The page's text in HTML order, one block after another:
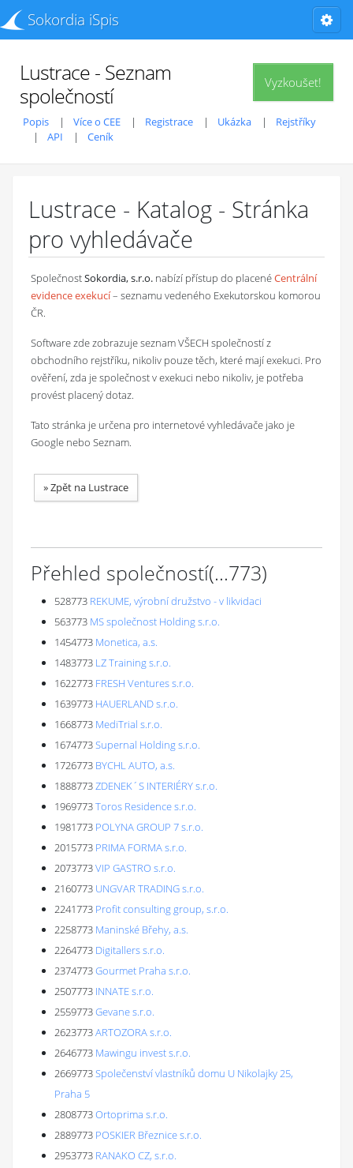
Sokordia iSpis
Vyzkoušet!
Lustrace - Seznam
společností
Popis Více o CEE Registrace Ukázka
Rejstříky
API
Ceník
Lustrace - Katalog - Stránka
pro vyhledávače
SpolečnostSokordia, s.r.o. nabízí přístup do placenéCentrální
evidence exekucí– seznamu vedeného Exekutorskou komorou
ČR.
Software zde zobrazuje seznam VŠECH společností z
obchodního rejstříku, nikoliv pouze těch, které mají exekuci. Pro
ověření, zda je společnost v exekuci nebo nikoliv, je potřeba
provést placený dotaz.
Tato stránka je určena pro internetové vyhledávače jako je
Google nebo Seznam.
»Zpět na Lustrace
Přehled společností(...773)
528773 REKUME, výrobní družstvo - v likvidaci
563773 MS společnost Holding s.r.o.
1454773 Monetica, a.s.
1483773 LZ Training s.r.o.
1622773 FRESH Ventures s.r.o.
1639773 HAUERLAND s.r.o.
1668773 MediTrial s.r.o.
1674773Supernal Holding s.r.o.
1726773 BYCHL AUTO, a.s.
1888773ZDENEK´S INTERIÉRY s.r.o.
1969773Toros Residence s.r.o.
1981773 POLYNA GROUP 7 s.r.o.
2015773 PRIMA FORMA s.r.o.
2073773VIP GASTRO s.r.o.
2160773 UNGVAR TRADING s.r.o.
2241773 Profit consulting group, s.r.o.
2258773 Maninské Břehy, a.s.
2264773 Digitallers s.r.o.
2374773Gourmet Praha s.r.o.
2507773 INNATE s.r.o.
2559773Gevane s.r.o.
2623773ARTOZORA s.r.o.
2646773 Mawingu invest s.r.o.
2669773Společenství vlastníků domu U Nikolajky 25,
Praha 5
2808773Ortoprima s.r.o.
2889773 POSKIER Březnice s.r.o.
2953773 RANAKO CZ, s.r.o.